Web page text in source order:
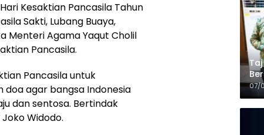
Kesaktian Pancasila Tahun
Sakti, Lubang Buaya,
Menteri Agama Yaqut Cholil
Pancasila.
Pancasila untuk
agar bangsa Indonesia
dan sentosa. Bertindak
Widodo.
07/